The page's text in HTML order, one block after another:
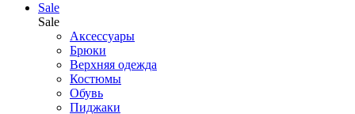
Sale
Sale
Аксессуары
Брюки
Верхняя одежда
Костюмы
Обувь
Пиджаки